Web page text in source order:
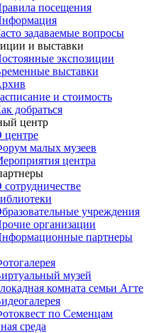
посещения
задаваемые вопросы
и выставки
экспозиции
выставки
и стоимость
добраться
центр
центре
малых музеев
центра
сотрудничестве
учреждения
организации
партнеры
музей
комната семьи Агте
по Семенцам
среда